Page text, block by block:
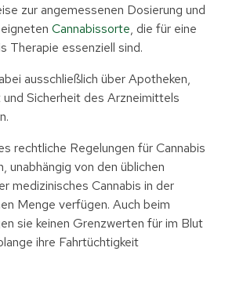
zur angemessenen Dosierung und
Cannabissorte, die für eine
Therapie essenziell sind.
ausschließlich über Apotheken,
Sicherheit des Arzneimittels
rechtliche Regelungen für Cannabis
unabhängig von den üblichen
medizinisches Cannabis in der
Menge verfügen. Auch beim
sie keinen Grenzwerten für im Blut
ihre Fahrtüchtigkeit